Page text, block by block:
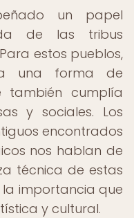
un papel
de las tribus
estos pueblos,
una forma de
también cumplía
y sociales. Los
encontrados
nos hablan de
técnica de estas
la importancia que
y cultural.